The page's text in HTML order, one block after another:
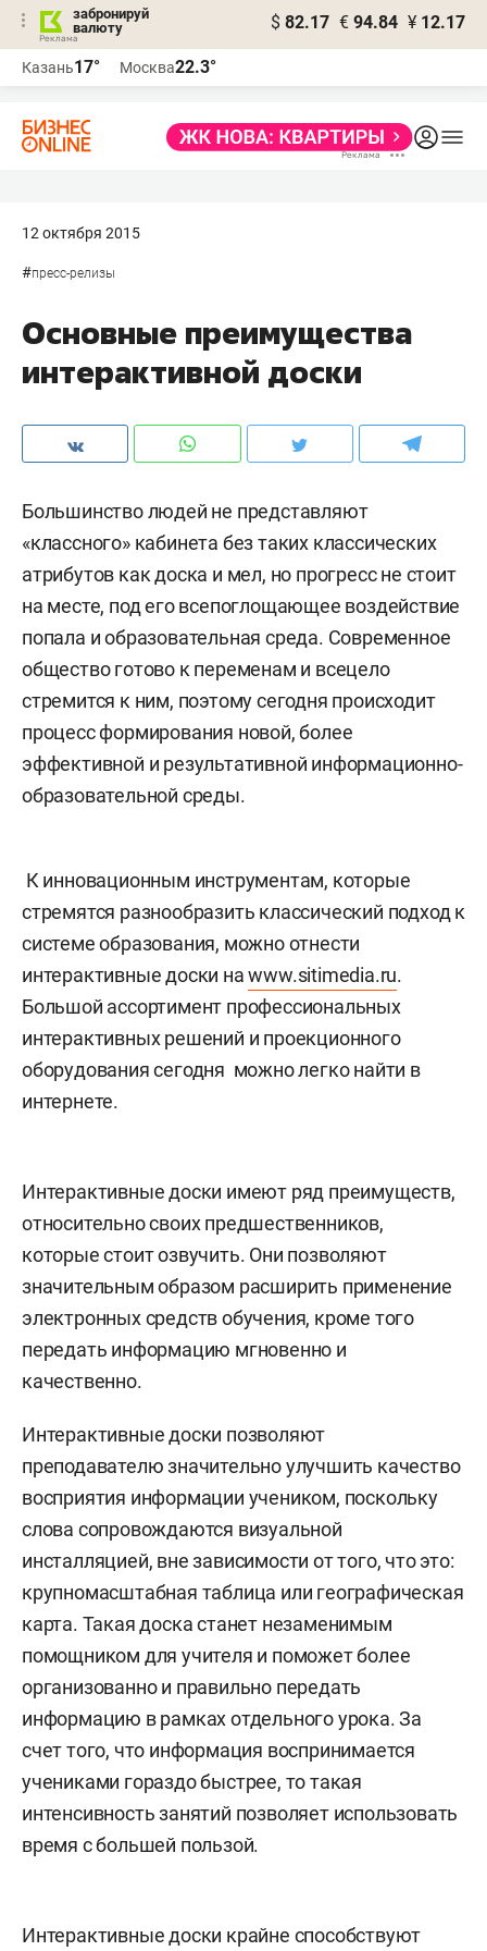
забронируй
валюту
$ 82.17 € 94.84 ¥ 12.17
Казань17° Москва22.3°
12 октября 2015
#пресс-релизы
Основные преимущества
интерактивной доски
Большинство людей не представляют
«классного» кабинета без таких классических
атрибутов как доска и мел, но прогресс не стоит
на месте, под его всепоглощающее воздействие
попала и образовательная среда. Современное
общество готово к переменам и всецело
стремится к ним, поэтому сегодня происходит
процесс формирования новой, более
эффективной и результативной информационно-
образовательной среды.
К инновационным инструментам, которые
стремятся разнообразить классический подход к
системе образования, можно отнести
интерактивные доски наwww.sitimedia.ru.
Большой ассортимент профессиональных
интерактивных решений и проекционного
оборудования сегодня можно легко найти в
интернете.
Интерактивные доски имеют ряд преимуществ,
относительно своих предшественников,
которые стоит озвучить. Они позволяют
значительным образом расширить применение
электронных средств обучения, кроме того
передать информацию мгновенно и
качественно.
Интерактивные доски позволяют
преподавателю значительно улучшить качество
восприятия информации учеником, поскольку
слова сопровождаются визуальной
инсталляцией, вне зависимости от того, что это:
крупномасштабная таблица или географическая
карта. Такая доска станет незаменимым
помощником для учителя и поможет более
организованно и правильно передать
информацию в рамках отдельного урока. За
счет того, что информация воспринимается
учениками гораздо быстрее, то такая
интенсивность занятий позволяет использовать
время с большей пользой.
Интерактивные доски крайне способствуют